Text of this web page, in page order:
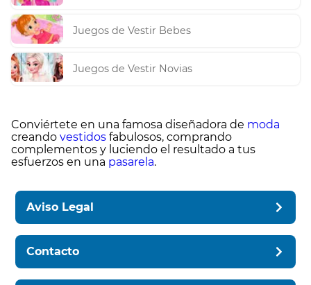
Juegos de Vestir Bebes
Juegos de Vestir Novias
Conviértete en una famosa diseñadora de moda
creando vestidos fabulosos, comprando
complementos y luciendo el resultado a tus
esfuerzos en una pasarela.
Aviso Legal
Contacto